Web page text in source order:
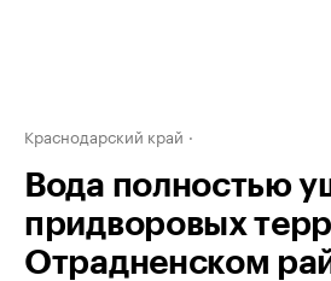
Краснодарский край
Вода полностью
придворовых
Отрадненском